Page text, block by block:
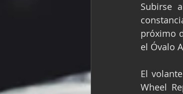
Fórmula
Subirse
próximo
el Óvalo
El
Wheel